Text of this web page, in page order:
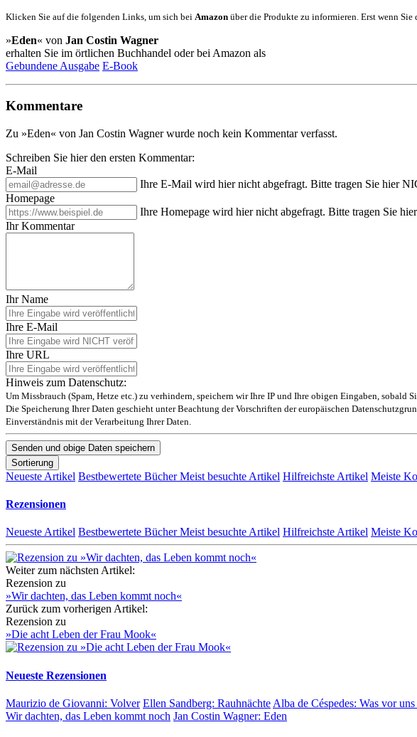
Klicken Sie auf die folgenden Links, um sich bei Amazon über die Produkte zu informieren. Erst wenn
»Eden« von Jan Costin Wagner
erhalten Sie im örtlichen Buchhandel oder bei Amazon als
Gebundene Ausgabe E-Book
Kommentare
Zu »Eden« von Jan Costin Wagner wurde noch kein Kommentar verfasst.
Schreiben Sie hier den ersten Kommentar:
E-Mail
Ihre E-Mail wird hier nicht abgefragt. Bitte tragen Sie hier
Homepage
Ihre Homepage wird hier nicht abgefragt. Bitte tragen Sie
Ihr Kommentar
Ihr Name
Ihre E-Mail
Ihre URL
Hinweis zum Datenschutz:
Um Missbrauch (Spam, Hetze etc.) zu verhindern, speichern wir Ihre IP und Ihre obigen Eingaben,
Die Speicherung Ihrer Daten geschieht unter Beachtung der Vorschriften der europäischen
Einverständnis mit der Verarbeitung Ihrer Daten.
Sortierung
Neueste Artikel Bestbewertete BücherMeist besuchte Artikel Hilfreichste Artikel Meiste
Rezensionen
Neueste Artikel Bestbewertete BücherMeist besuchte Artikel Hilfreichste Artikel Meiste
Weiter zum nächsten Artikel:
Rezension zu
»Wir dachten, das Leben kommt noch«
Zurück zum vorherigen Artikel:
Rezension zu
»Die acht Leben der Frau Mook«
Neueste Rezensionen
Maurizio de Giovanni: Volver Ellen Sandberg: Rauhnächte Alba de Céspedes: Was vor
Wir dachten, das Leben kommt noch Jan Costin Wagner: Eden